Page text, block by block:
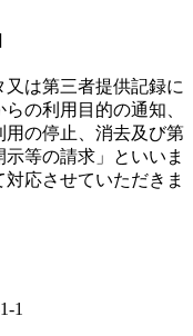
は第三者提供記録に
の利用目的の通知、
用の停止、消去及び第
等の請求」といいま
応させていただきま
1